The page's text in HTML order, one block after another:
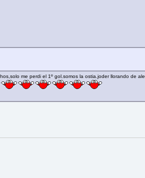
me perdi el 1º gol.somos la ostia.joder llorando de